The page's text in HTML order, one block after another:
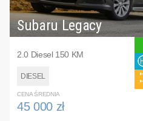
Subaru Legacy
2.0 Diesel 150 KM
DIESEL
CENA ŚREDNIA
45 000 zł